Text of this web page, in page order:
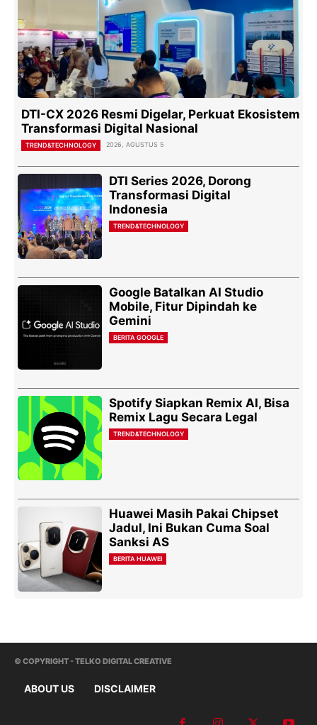
DTI-CX 2026 Resmi Digelar, Perkuat Ekosistem
Transformasi Digital Nasional
TREND&TECHNOLOGY 2026, AGUSTUS 5
DTI Series 2026, Dorong
Transformasi Digital
Indonesia
TREND&TECHNOLOGY
Google Batalkan AI Studio
Mobile, Fitur Dipindah ke
Gemini
BERITA GOOGLE
Spotify Siapkan Remix AI, Bisa
Remix Lagu Secara Legal
TREND&TECHNOLOGY
Huawei Masih Pakai Chipset
Jadul, Ini Bukan Cuma Soal
Sanksi AS
BERITA HUAWEI
© COPYRIGHT - TELKO DIGITAL CREATIVE
ABOUT US DISCLAIMER